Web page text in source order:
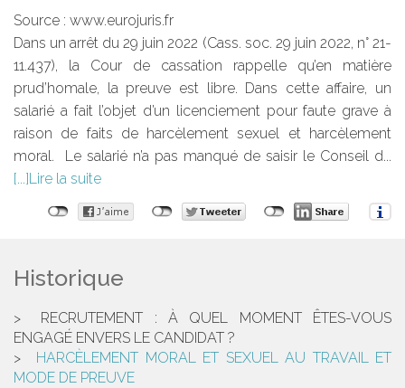
Source : www.eurojuris.fr
Dans un arrêt du 29 juin 2022 (Cass. soc. 29 juin 2022, n° 21-
11.437), la Cour de cassation rappelle qu’en matière
prud’homale, la preuve est libre. Dans cette affaire, un
salarié a fait l’objet d’un licenciement pour faute grave à
raison de faits de harcèlement sexuel et harcèlement
moral. Le salarié n’a pas manqué de saisir le Conseil d...
Lire la suite
Historique
RECRUTEMENT : À QUEL MOMENT ÊTES-VOUS
ENGAGÉ ENVERS LE CANDIDAT ?
HARCÈLEMENT MORAL ET SEXUEL AU TRAVAIL ET
MODE DE PREUVE